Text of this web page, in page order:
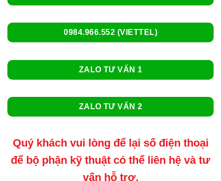
0984.966.552 (VIETTEL)
ZALO TƯ VẤN 1
ZALO TƯ VẤN 2
Quý khách vui lòng để lại số điện thoại
để bộ phận kỹ thuật có thể liên hệ và tư
vấn hỗ trợ.